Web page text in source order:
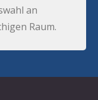
an
Raum.